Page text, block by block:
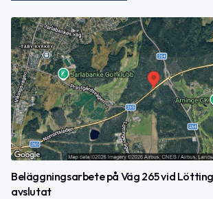
Beläggningsarbete på Väg 265 vid
avslutat